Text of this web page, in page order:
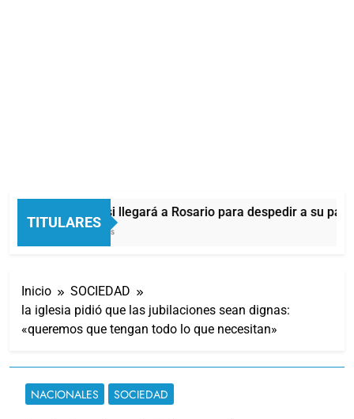
TITULARES
Lionel Messi llegará a Rosario para despedir a su
26 Minutos Atrás
Inicio
SOCIEDAD
la iglesia pidió que las jubilaciones sean dignas:
«queremos que tengan todo lo que necesitan»
NACIONALES SOCIEDAD